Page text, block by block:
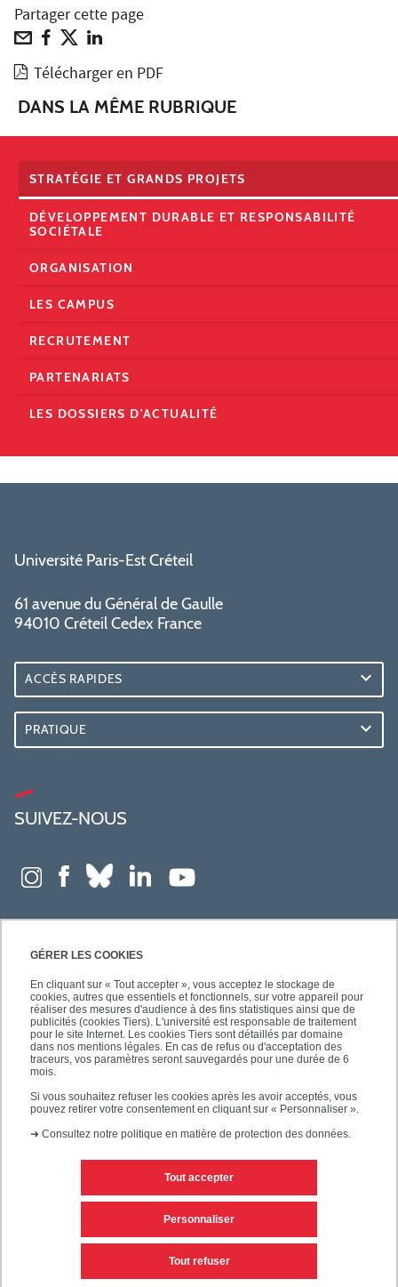
GÉRER LES COOKIES
En cliquant sur « Tout accepter », vous acceptez le stockage de
cookies, autres que essentiels et fonctionnels, sur votre appareil pour
réaliser des mesures d'audience à des fins statistiques ainsi que de
publicités (cookies Tiers). L'université est responsable de traitement
pour le site Internet. Les cookies Tiers sont détaillés par domaine
dans nos mentions légales. En cas de refus ou d'acceptation des
traceurs, vos paramètres seront sauvegardés pour une durée de 6
mois.
Si vous souhaitez refuser les cookies après les avoir acceptés, vous
pouvez retirer votre consentement en cliquant sur « Personnaliser ».
➜ Consultez notre politique en matière de protection des données.
Tout accepter
Tout refuser
Personnaliser
Partager cette page
Télécharger en PDF
DANS LA MÊME RUBRIQUE
STRATÉGIE ET GRANDS PROJETS
DÉVELOPPEMENT DURABLE ET RESPONSABILITÉ
SOCIÉTALE
ORGANISATION
LES CAMPUS
RECRUTEMENT
PARTENARIATS
LES DOSSIERS D'ACTUALITÉ
Université Paris-Est Créteil
61 avenue du Général de Gaulle
94010 Créteil Cedex France
ACCÈS RAPIDES
PRATIQUE
SUIVEZ-NOUS
Mentions légales
Personnaliser les cookies Plan du site